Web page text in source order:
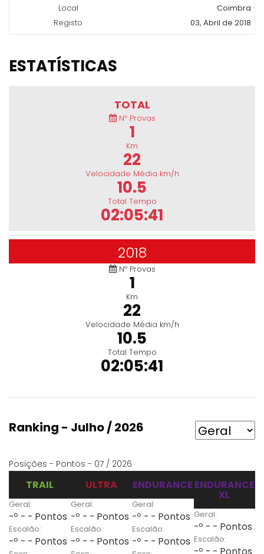
Local
Coimbra
Registo
03, Abril de 2018
ESTATÍSTICAS
TOTAL
Nº Provas
1
Km
22
Velocidade Média km/h
10.5
Total Tempo
02:05:41
2018
Nº Provas
1
Km
22
Velocidade Média km/h
10.5
Total Tempo
02:05:41
Ranking - Julho / 2026
Posições - Pontos - 07 / 2026
TRAIL
Geral:
-º - - Pontos
Escalão:
-º - - Pontos
ULTRA
Geral:
-º - - Pontos
Escalão:
-º - - Pontos
ENDURANCE
Geral:
-º - - Pontos
Escalão:
-º - - Pontos
ENDURANCE
XL
Geral:
-º - - Pontos
Escalão:
-º - - Pontos